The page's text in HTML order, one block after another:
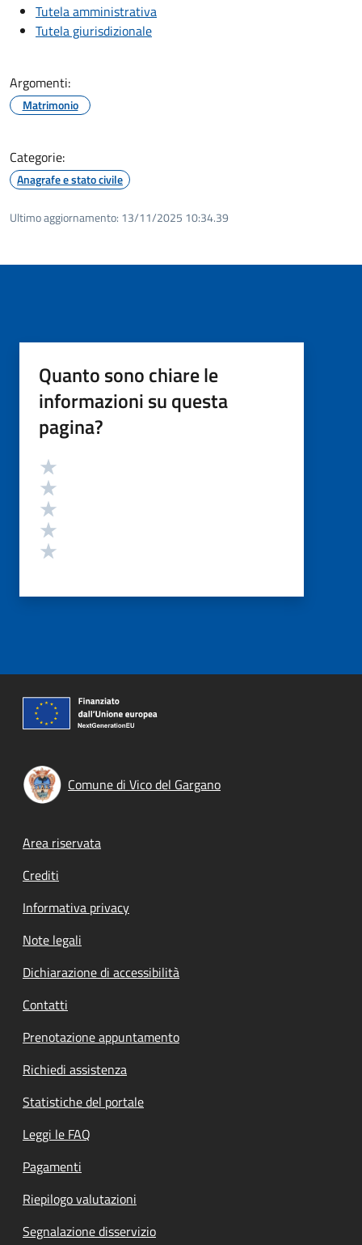
Tutela amministrativa
Tutela giurisdizionale
Argomenti:
Matrimonio
Categorie:
Anagrafe e stato civile
Ultimo aggiornamento: 13/11/2025 10:34.39
Quanto sono chiare le
informazioni su questa
pagina?
Valutazione
Comune di Vico del Gargano
Footer menu
Area riservata
Crediti
Informativa privacy
Note legali
Dichiarazione di accessibilità
Contatti
Prenotazione appuntamento
Richiedi assistenza
Statistiche del portale
Leggi le FAQ
Pagamenti
Riepilogo valutazioni
Segnalazione disservizio